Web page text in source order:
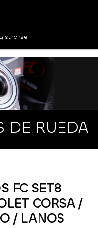
DE RUEDA
FC SET8
CORSA /
/ LANOS